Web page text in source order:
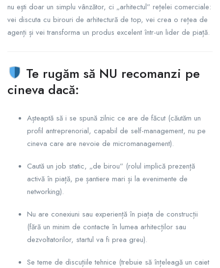
nu ești doar un simplu vânzător, ci „arhitectul” rețelei comerciale:
vei discuta cu birouri de arhitectură de top, vei crea o rețea de
agenți și vei transforma un produs excelent într-un lider de piață.
Te rugăm să NU recomanzi pe
cineva dacă:
Așteaptă să i se spună zilnic ce are de făcut (căutăm un
profil antreprenorial, capabil de self-management, nu pe
cineva care are nevoie de micromanagement).
Caută un job static, „de birou” (rolul implică prezență
activă în piață, pe șantiere mari și la evenimente de
networking).
Nu are conexiuni sau experiență în piața de construcții
(fără un minim de contacte în lumea arhitecților sau
dezvoltatorilor, startul va fi prea greu).
Se teme de discuțiile tehnice (trebuie să înțeleagă un caiet